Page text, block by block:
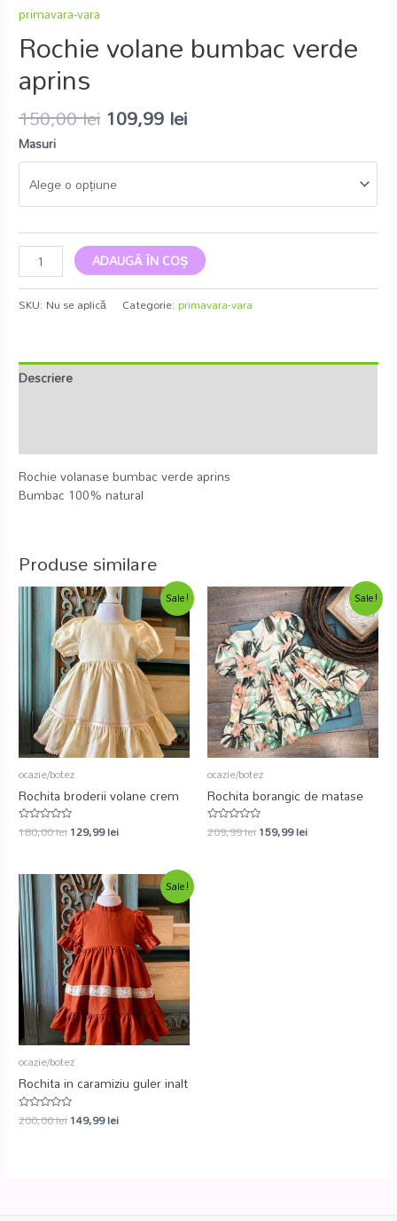
primavara-vara
Rochie volane bumbac verde
aprins
150,00lei 109,99 lei
Masuri
ADAUGĂ ÎN COȘ
SKU: Nu se aplică Categorie:primavara-vara
Descriere
Rochie volanase bumbac verde aprins
Bumbac 100% natural
Produse similare
Sale!
ocazie/botez
Rochita broderii volane crem
Evaluat
la
180,00lei129,99lei
Sale!
ocazie/botez
Rochita borangic de matase
Evaluat
la
209,99lei159,99lei
Sale!
ocazie/botez
Rochita in caramiziu guler inalt
Evaluat
la
200,00lei149,99lei